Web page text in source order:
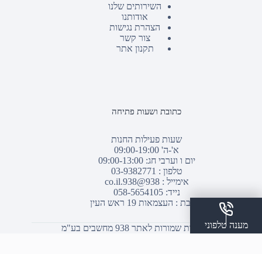
השירותים שלנו
אודותנו
הצהרת נגישות
צור קשר
תקנון אתר
כתובת ושעות פתיחה
שעות פעילות החנות
א'-ה' 09:00-19:00
יום ו וערבי חג: 09:00-13:00
טלפון : 03-9382771
אימייל :938@938.co.il
נייד: 058-5654105
כתובת : העצמאות 19 ראש העין
© כל הזכויות שמורות לאתר 938 מחשבים בע"מ
מענה טלפוני